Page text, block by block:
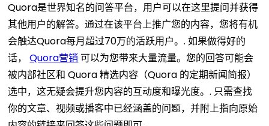
Quora是世界知名的问答平台，用户可以在这里提问并获得
其他用户的解答。通过在该平台上推广您的内容，您将有机
会触达Quora每月超过70万的活跃用户。. 如果做得好的
话，Quora营销 可以为您带来大量流量。您的回答可能会
被内部社区和 Quora 精选内容（Quora 的定期新闻简报）
选中，这无疑会提升您内容的互动度和曝光度。. 只需查找
你的文章、视频或播客中已经涵盖的问题，并附上指向原始